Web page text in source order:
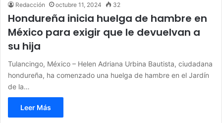
Redacción octubre 11, 2024 32
Hondureña inicia huelga de hambre en
México para exigir que le devuelvan a
su hija
Tulancingo, México – Helen Adriana Urbina Bautista, ciudadana
hondureña, ha comenzado una huelga de hambre en el Jardín
de la…
Leer Más